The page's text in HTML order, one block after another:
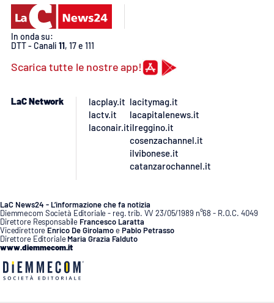
Catanzarochannel.it
APP
In onda su:
DTT - Canali 11, 17 e 111
Scarica tutte le nostre app!
LaC Network
lacplay.it
lactv.it
laconair.it
lacitymag.it
lacapitalenews.it
ilreggino.it
cosenzachannel.it
ilvibonese.it
catanzarochannel.it
LaC News24 - L’informazione che fa notizia
Diemmecom Società Editoriale - reg. trib. VV 23/05/1989 n°68 - R.O.C. 4049
Direttore Responsabile Francesco Laratta
Vicedirettore Enrico De GirolamoePablo Petrasso
Direttore Editoriale Maria Grazia Falduto
www.diemmecom.it